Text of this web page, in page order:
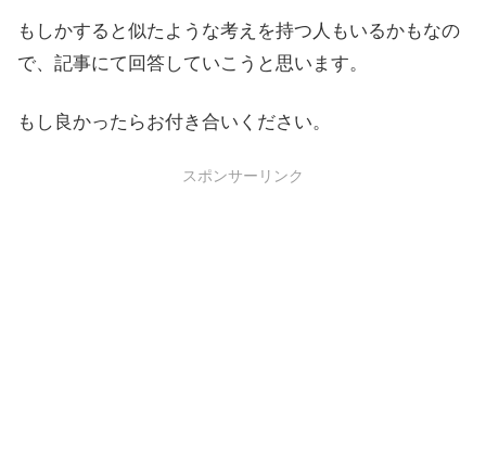
もしかすると似たような考えを持つ人もいるかもなの
で、記事にて回答していこうと思います。
もし良かったらお付き合いください。
スポンサーリンク